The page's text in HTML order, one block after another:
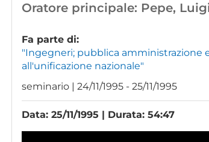
Oratore principale: Pepe,
Fa parte di:
"Ingegneri; pubblica amministrazione
all'unificazione nazionale"
seminario | 24/11/1995 - 25/11/1995
Data: 25/11/1995 | Durata: 54:47